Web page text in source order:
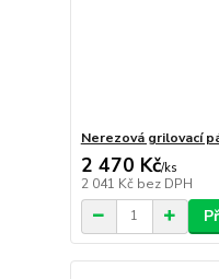
Nerezová grilovací
2 470 Kč/ks
2 041 Kč bez DPH